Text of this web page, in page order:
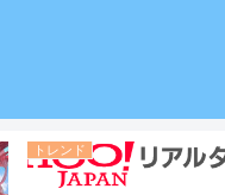
トレンド